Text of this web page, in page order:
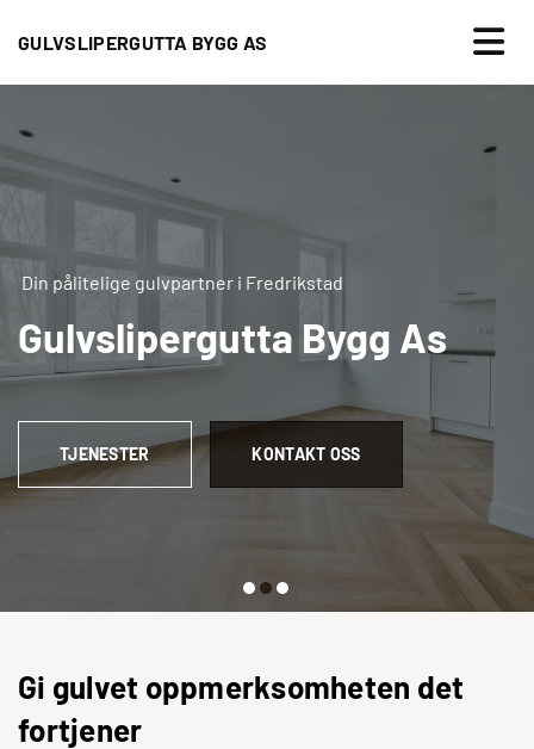
GULVSLIPERGUTTA BYGG AS
Din pålitelige gulvpartner i Fredrikstad
Gulvslipergutta Bygg As
TJENESTER KONTAKT OSS
Gi gulvet oppmerksomheten det
fortjener